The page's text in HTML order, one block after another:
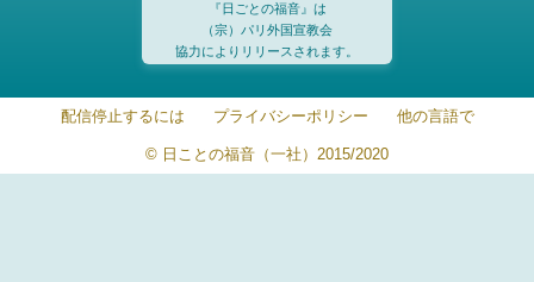
『日ごとの福音』は
（宗）パリ外国宣教会
協力によりリリースされます。
配信停止するには プライバシーポリシー 他の言語で
© 日ことの福音（一社）2015/2020